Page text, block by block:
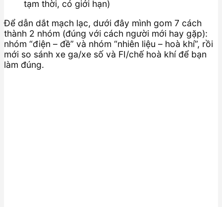
tạm thời, có giới hạn)
Để dẫn dắt mạch lạc, dưới đây mình gom 7 cách
thành 2 nhóm (đúng với cách người mới hay gặp):
nhóm “điện – đề” và nhóm “nhiên liệu – hoà khí”, rồi
mới so sánh xe ga/xe số và FI/chế hoà khí để bạn
làm đúng.